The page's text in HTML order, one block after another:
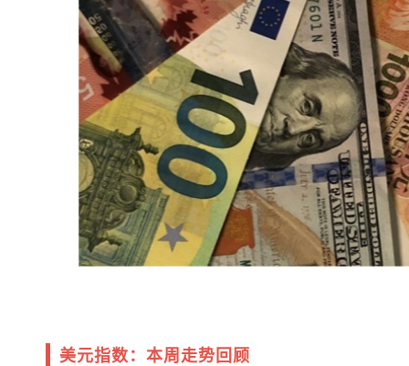
美元指数 ：本周走势回顾